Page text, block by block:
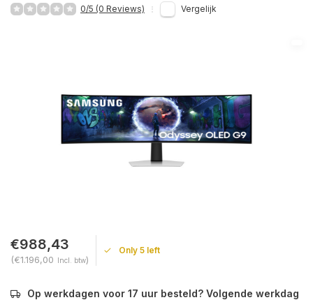
0/5 (0 Reviews) Vergelijk
€988,43
(€1.196,00 Incl. btw)
Only 5 left
Op werkdagen voor 17 uur besteld? Volgende werkdag